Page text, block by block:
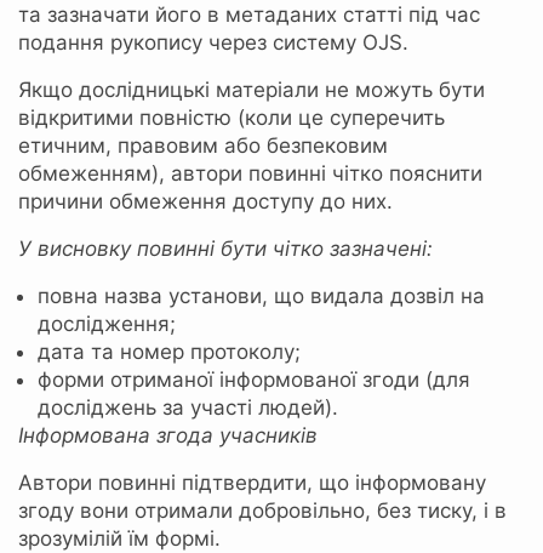
та зазначати його в метаданих статті під час
подання рукопису через систему OJS.
Якщо дослідницькі матеріали не можуть бути
відкритими повністю (коли це суперечить
етичним, правовим або безпековим
обмеженням), автори повинні чітко пояснити
причини обмеження доступу до них.
У висновку повинні бути чітко зазначені:
повна назва установи, що видала дозвіл на
дослідження;
дата та номер протоколу;
форми отриманої інформованої згоди (для
досліджень за участі людей).
Інформована згода учасників
Автори повинні підтвердити, що інформовану
згоду вони отримали добровільно, без тиску, і в
зрозумілій їм формі.